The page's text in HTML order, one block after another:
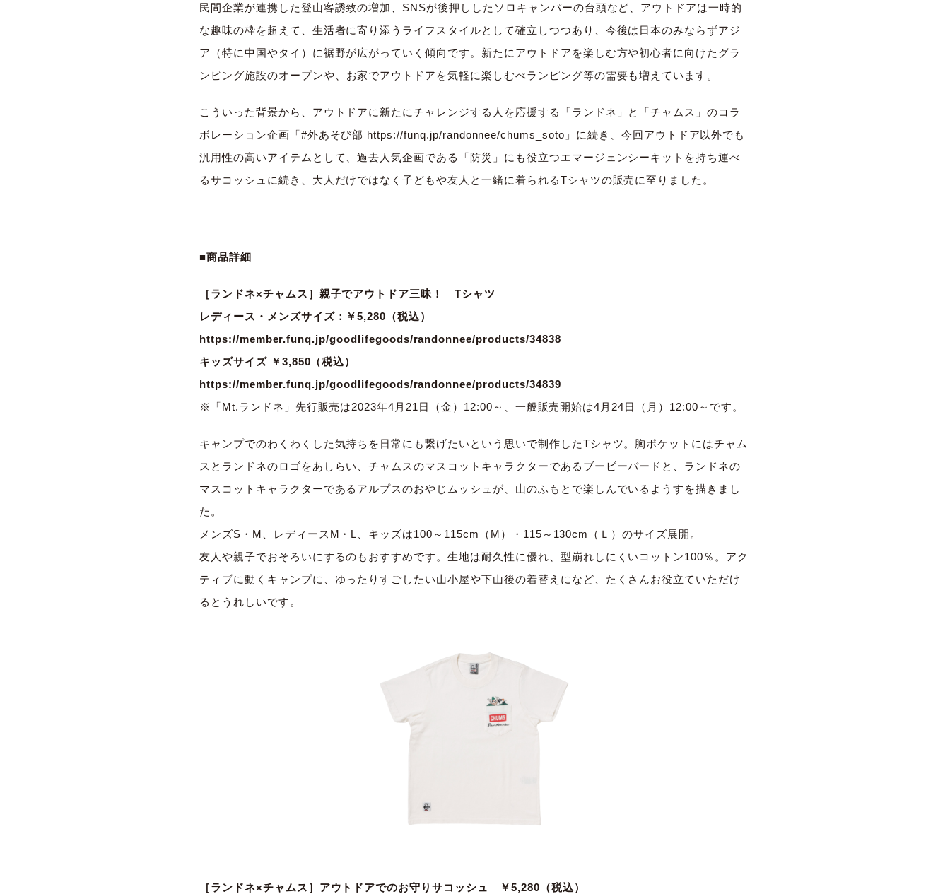
民間企業が連携した登山客誘致の増加、 SNSが後押ししたソロキャンパーの台頭など、 アウトドアは一時的
な趣味の枠を超えて、 生活者に寄り添うライフスタイルとして確立しつつあり、 今後は日本のみならずアジ
ア（特に中国やタイ） に裾野が広がっていく傾向です。 新たにアウトドアを楽しむ方や初心者に向けたグラ
ンピング施設のオープンや、 お家でアウトドアを気軽に楽しむべランピング等の需要も増えてい ます。
こういった背景から、 アウトドアに新たにチャレンジする人を応援する「ランドネ」と「チャムス」のコラ
ボレーション企画「#外あそび部 https://funq.jp/randonnee/chums_soto 」に続き、 今回アウトドア以外でも
汎用性の高いアイテムとして、過去人気企画である「防災」 にも役立つエマージェンシーキットを持ち運べ
るサコッシュに続き
大人だけではなく子どもや友人と一緒に着られるTシャツの販売に至りました。
■商品詳細
［ランドネ×チャムス］親子でアウトドア三昧！ Tシャツ
レディース・メンズサイズ：￥5,280（税込）
https://member.funq.jp/goodlifegoods/randonnee/products/34838
キッズサイズ ￥3,850（税込）
https://member.funq.jp/goodlifegoods/randonnee/products/34839
※「Mt.ランドネ」先行販売は2023年4月21日（金） 12:00～、一般販売開始は4月24日（月）12:00～ です。
キャンプでのわくわくした気持ちを日常にも繋げたいという思いで制作したTシャツ。 胸ポケットにはチャム
スとランドネのロゴをあしらい、チャムスのマスコットキャラクターであるブービーバードと、 ランドネの
マスコットキャラクターであるアルプスのおやじムッシ ュが、山のふもとで楽しんでいるようすを描きまし
た。
メンズS・M、レディースM・L、キッズは100～115cm（ M）・115～130cm（Ｌ）のサイズ展開。
友人や親子でおそろいにするのもおすすめです。生地は耐久性に優れ、型崩れしにくいコットン100％。 アク
ティブに動くキャンプに、 ゆったりすごしたい山小屋や下山後の着替えになど、 たくさんお役立ていただけ
るとうれしいです。
［ランドネ×チャムス］アウトドアでのお守りサコッシュ ￥5,280（税込）